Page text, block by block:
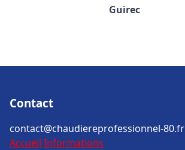
Guirec
Contact
contact@chaudiereprofessionnel-80.fr
Accueil Informations